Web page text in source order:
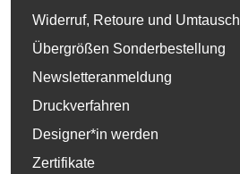
Widerruf, Retoure und Umtausch
Übergrößen Sonderbestellung
Newsletteranmeldung
Druckverfahren
Designer*in werden
Zertifikate